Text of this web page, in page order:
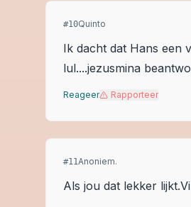
#10Quinto
Ik dacht dat Hans een
lul....jezusmina
Reageer Rapporteer
#11Anoniem.
Als jou dat lekker